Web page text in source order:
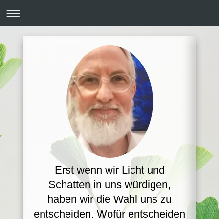
Erst wenn wir Licht und
Schatten in uns würdigen,
haben wir die Wahl uns zu
entscheiden. Wofür entscheiden